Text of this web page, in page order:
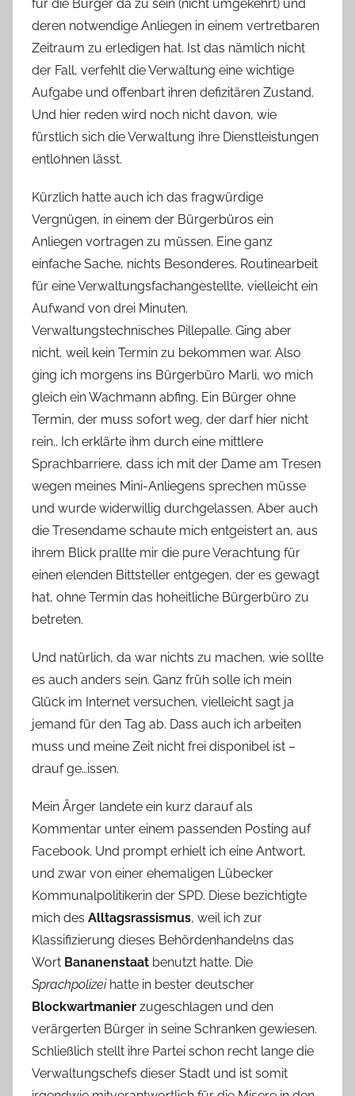
für die Bürger da zu sein (nicht umgekehrt) und
deren notwendige Anliegen in einem vertretbaren
Zeitraum zu erledigen hat. Ist das nämlich nicht
der Fall, verfehlt die Verwaltung eine wichtige
Aufgabe und offenbart ihren defizitären Zustand.
Und hier reden wird noch nicht davon, wie
fürstlich sich die Verwaltung ihre Dienstleistungen
entlohnen lässt.
Kürzlich hatte auch ich das fragwürdige
Vergnügen, in einem der Bürgerbüros ein
Anliegen vortragen zu müssen. Eine ganz
einfache Sache, nichts Besonderes. Routinearbeit
für eine Verwaltungsfachangestellte, vielleicht ein
Aufwand von drei Minuten.
Verwaltungstechnisches Pillepalle. Ging aber
nicht, weil kein Termin zu bekommen war. Also
ging ich morgens ins Bürgerbüro Marli, wo mich
gleich ein Wachmann abfing. Ein Bürger ohne
Termin, der muss sofort weg, der darf hier nicht
rein.. Ich erklärte ihm durch eine mittlere
Sprachbarriere, dass ich mit der Dame am Tresen
wegen meines Mini-Anliegens sprechen müsse
und wurde widerwillig durchgelassen. Aber auch
die Tresendame schaute mich entgeistert an, aus
ihrem Blick prallte mir die pure Verachtung für
einen elenden Bittsteller entgegen, der es gewagt
hat, ohne Termin das hoheitliche Bürgerbüro zu
betreten.
Und natürlich, da war nichts zu machen, wie sollte
es auch anders sein. Ganz früh solle ich mein
Glück im Internet versuchen, vielleicht sagt ja
jemand für den Tag ab. Dass auch ich arbeiten
muss und meine Zeit nicht frei disponibel ist –
drauf ge…issen.
Mein Ärger landete ein kurz darauf als
Kommentar unter einem passenden Posting auf
Facebook. Und prompt erhielt ich eine Antwort,
und zwar von einer ehemaligen Lübecker
Kommunalpolitikerin der SPD. Diese bezichtigte
mich des Alltagsrassismus, weil ich zur
Klassifizierung dieses Behördenhandelns das
Wort Bananenstaat benutzt hatte. Die
Sprachpolizeihatte in bester deutscher
Blockwartmanier zugeschlagen und den
verärgerten Bürger in seine Schranken gewiesen.
Schließlich stellt ihre Partei schon recht lange die
Verwaltungschefs dieser Stadt und ist somit